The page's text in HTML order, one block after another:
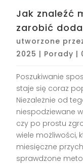
Jak znaleźć
zarobić
utworzone
2025 | Porady |
Poszukiwanie
staje się coraz
Niezależnie od
niespodziewane
czy po prostu
wiele możliwości,
miesięczne
sprawdzone